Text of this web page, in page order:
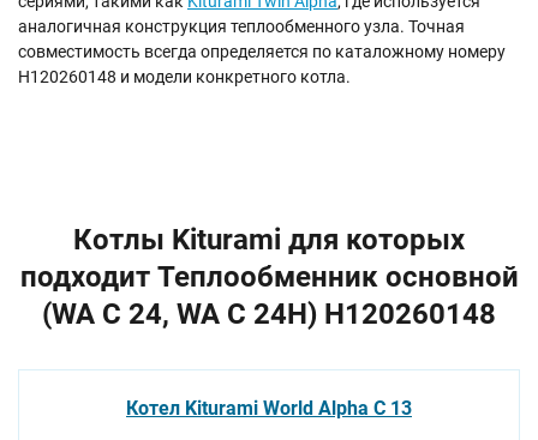
аналогичная конструкция теплообменного узла. Точная
совместимость всегда определяется по каталожному номеру
H120260148 и модели конкретного котла.
Котлы Kiturami для которых
подходит Теплообменник основной
(WA C 24, WA C 24H) H120260148
Котел Kiturami World Alpha C 13